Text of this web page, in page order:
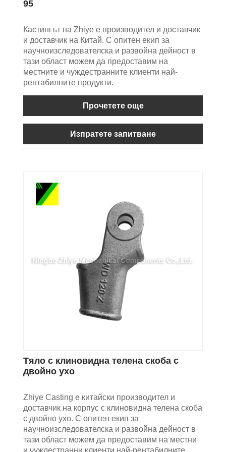
95
Кастингът на Zhiye е производител и доставчик
и доставчик на Китай. С опитен екип за
научноизследователска и развойна дейност в
тази област можем да предоставим на
местните и чуждестранните клиенти най-
рентабилните продукти.
Прочетете още
Изпратете запитване
Тяло с клиновидна телена скоба с
двойно ухо
Zhiye Casting е китайски производител и
доставчик на корпус с клиновидна телена скоба
с двойно ухо. С опитен екип за
научноизследователска и развойна дейност в
тази област можем да предоставим на местни
и чуждестранни клиенти най-рентабилните